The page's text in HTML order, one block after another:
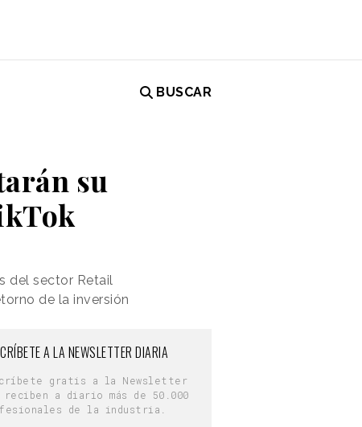
BUSCAR
su
del sector Retail
de la inversión
A LA NEWSLETTER DIARIA
gratis a la Newsletter
reciben a diario más de 50.000
de la industria.